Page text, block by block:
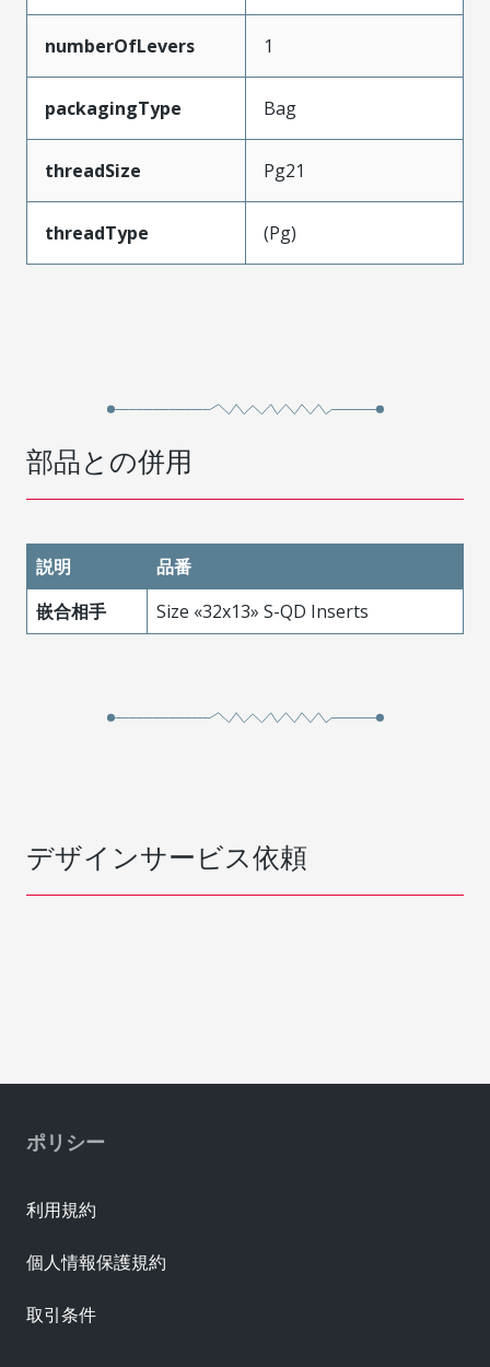
numberOfLevers 1
packagingType Bag
threadSize Pg21
threadType (Pg)
部品との併用
説明
品番
嵌合相手
Size «32x13» S-QD Inserts
デザインサービス依頼
ポリシー
利用規約
個人情報保護規約
取引条件